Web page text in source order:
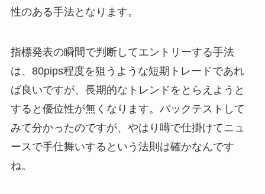
性のある手法となります。
指標発表の瞬間で判断してエントリーする手法
は、80pips程度を狙うような短期トレードであれ
ば良いですが、長期的なトレンドをとらえようと
すると優位性が無くなります。バックテストして
みて分かったのですが、やはり噂で仕掛けてニュ
ースで手仕舞いするという法則は確かなんです
ね。